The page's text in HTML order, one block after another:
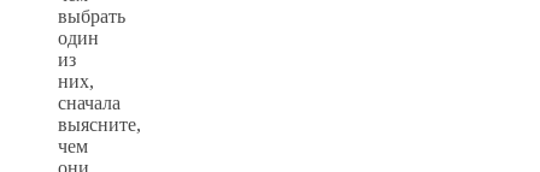
выбрать
один
из
них,
сначала
выясните,
чем